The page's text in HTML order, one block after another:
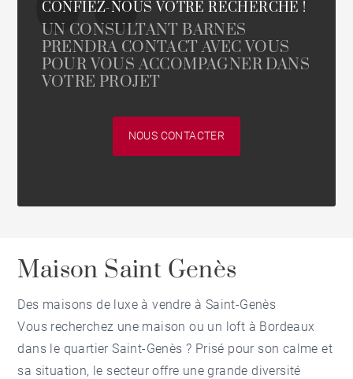
CONFIEZ-NOUS VOTRE RECHERCHE !
UN CONSULTANT BARNES
PRENDRA CONTACT AVEC VOUS
POUR VOUS ACCOMPAGNER DANS
VOTRE PROJET
NOUS CONTACTER
Maison Saint Genès
Des maisons de luxe à vendre à Saint-Genès
Vous recherchez une maison ou un loft à Bordeaux
dans le quartier Saint-Genès ? Prisé pour son calme et
sa situation, le secteur offre une grande diversité